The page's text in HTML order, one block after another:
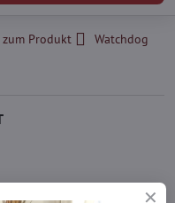
zum Produkt
Watchdog